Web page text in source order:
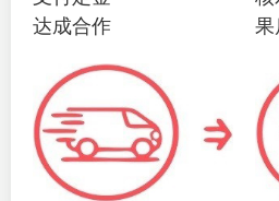
达成合作
果